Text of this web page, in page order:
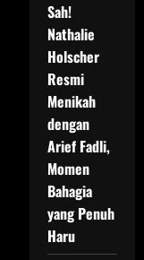
Sah!
Nathalie
Holscher
Resmi
Menikah
dengan
Arief Fadli,
Momen
Bahagia
yang Penuh
Haru